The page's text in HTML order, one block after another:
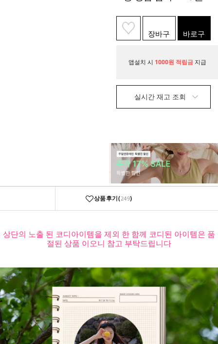
장바구
니
바로구
매
앱설치 시 1000원 적립금 지급
실시간 재고 조회
상품후기(249)
상단의 노출 된 코디아이템을 제외 한 함께 코디된 아이템은 품
절된 상품 이오니 참고 부탁드립니다